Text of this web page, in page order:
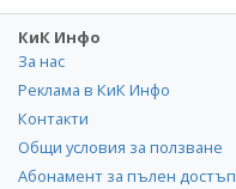
КиК Инфо
За нас
Реклама в КиК Инфо
Контакти
Общи условия за ползване
Абонамент за пълен достъп